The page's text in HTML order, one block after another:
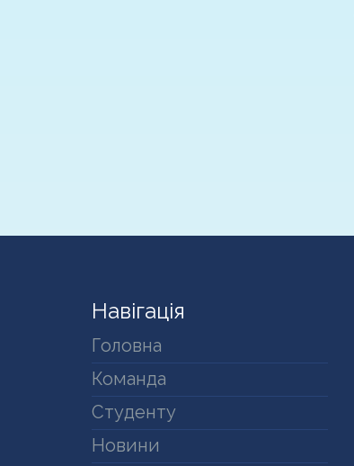
Навігація
Головна
Команда
Студенту
Новини